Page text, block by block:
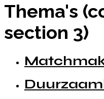
Thema's
section 3)